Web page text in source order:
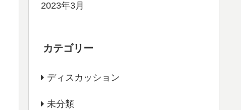
2023年3月
カテゴリー
ディスカッション
未分類